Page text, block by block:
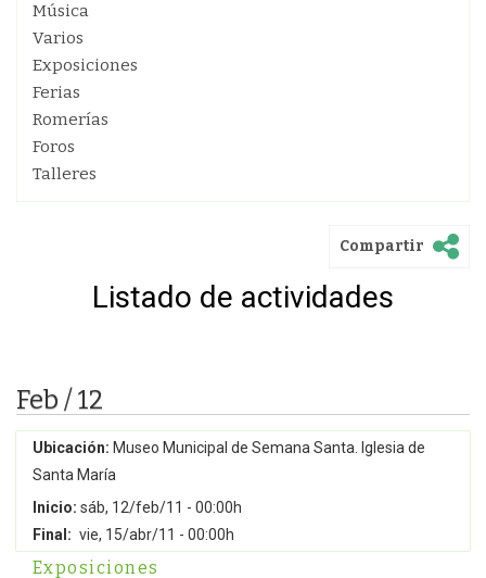
Música
Varios
Exposiciones
Ferias
Romerías
Foros
Talleres
Compartir
Listado de actividades
Feb / 12
Ubicación: Museo Municipal de Semana Santa. Iglesia de
Santa María
Inicio: sáb, 12/feb/11 - 00:00h
Final: vie, 15/abr/11 - 00:00h
Exposiciones